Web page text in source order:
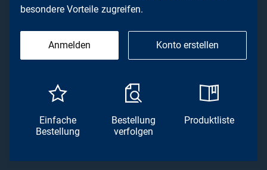
besondere Vorteile zugreifen.
Anmelden Konto erstellen
Einfache
Bestellung
Bestellung
verfolgen
Produktliste